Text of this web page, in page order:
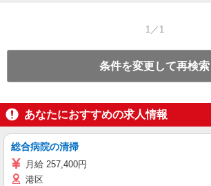
1／1
条件を変更して再検索
あなたにおすすめの求人情報
総合病院の清掃
月給 257,400円
港区